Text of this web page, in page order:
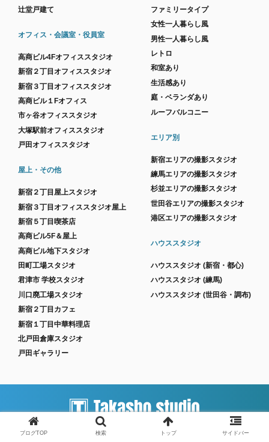
辻堂戸建て
オフィス・会議室・役員室
高商ビル4Fオフィススタジオ
新宿２丁目オフィススタジオ
新宿３丁目オフィススタジオ
高商ビル１Fオフィス
市ヶ谷オフィススタジオ
大塚駅前オフィススタジオ
戸田オフィススタジオ
屋上・その他
新宿２丁目屋上スタジオ
新宿３丁目オフィススタジオ屋上
新宿５丁目喫茶店
高商ビル5F＆屋上
高商ビル地下スタジオ
田町工場スタジオ
君津市 学校スタジオ
川口廃工場スタジオ
新宿２丁目カフェ
新宿１丁目中華料理店
北戸田倉庫スタジオ
戸田ギャラリー
ファミリータイプ
女性一人暮らし風
男性一人暮らし風
レトロ
和室あり
生活感あり
庭・ベランダあり
ルーフバルコニー
エリア別
新宿エリアの撮影スタジオ
練馬エリアの撮影スタジオ
杉並エリアの撮影スタジオ
世田谷エリアの撮影スタジオ
港区エリアの撮影スタジオ
ハウススタジオ
ハウススタジオ (新宿・都心)
ハウススタジオ (練馬)
ハウススタジオ (世田谷・調布)
都内の撮影・ハウススタジオを探すなら
ブログTOP 検索 トップ サイドバー